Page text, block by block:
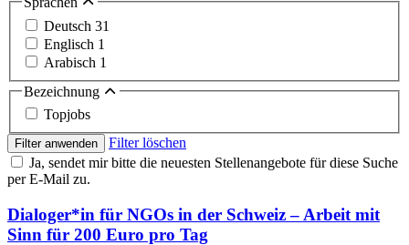
Deutsch 31
Englisch 1
Arabisch 1
Bezeichnung
Topjobs
Filter anwenden
Filter löschen
Ja, sendet mir bitte die neuesten Stellenangebote für diese Suche
per E-Mail zu.
Dialoger*in für NGOs in der Schweiz – Arbeit mit
Sinn für 200 Euro pro Tag